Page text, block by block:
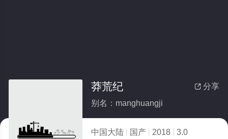
 分享
莽荒纪
别名：manghuangji
中国大陆 国产 2018
3.0